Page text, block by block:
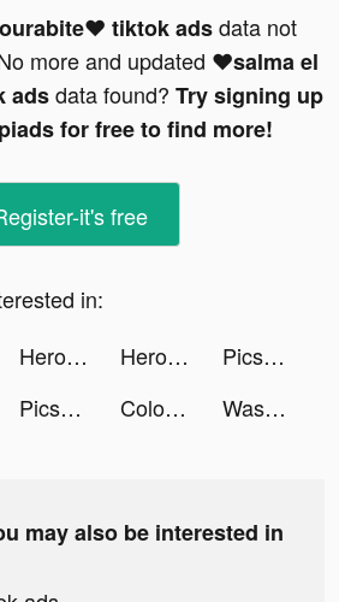
tiktok adsdata not
more and updated ❤salma el
adsdata found? Try signing up
for free to find more!
it's free
in:
Hero Clash tiktok ads Hero Clash tiktok ads
Picsart Photo Editor & Filters tiktok ads
Picsart Photo Editor & Filters tiktok ads Color Life : Color by Number tiktok ads Wasalt | وصلت tiktok ads
may also be interested in